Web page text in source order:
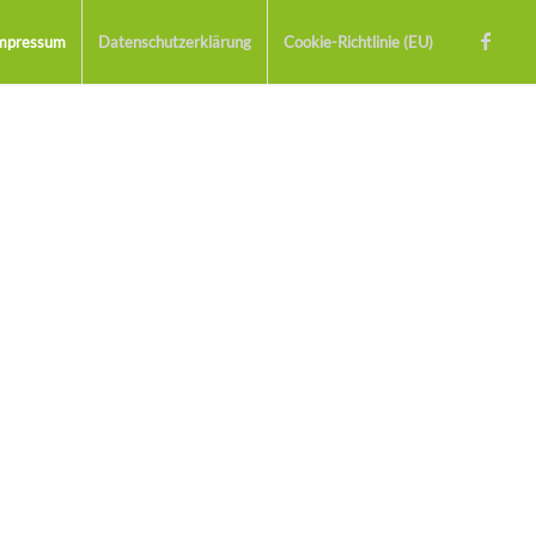
Datenschutzerklärung Cookie-Richtlinie (EU)